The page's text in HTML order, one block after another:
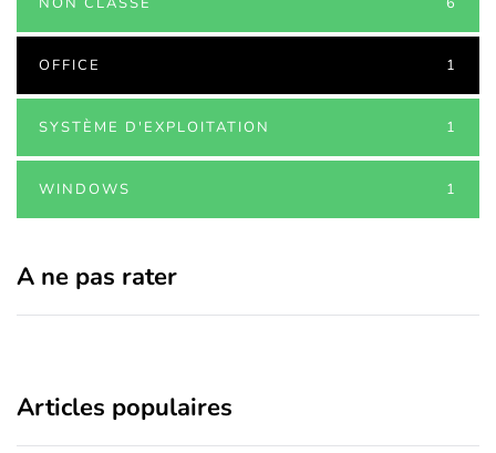
OFFICE 1
SYSTÈME D'EXPLOITATION 1
WINDOWS 1
A ne pas rater
Articles populaires